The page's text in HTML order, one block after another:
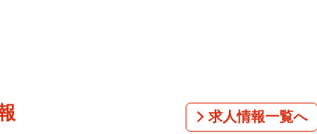
……。そして、休業しない現状について、社長の谷内
求人情報一覧へ